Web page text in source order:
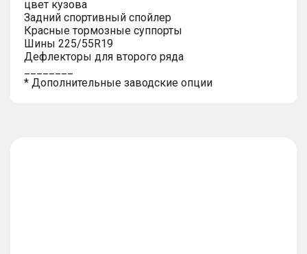
цвет кузова
Задний спортивный спойлер
Красные тормозные суппорты
Шины 225/55R19
Дефлекторы для второго ряда
* Дополнительные заводские опции